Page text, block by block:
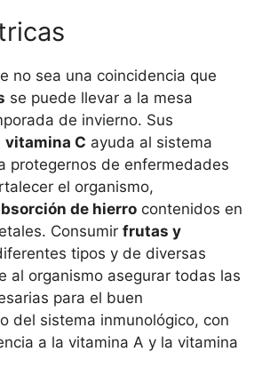
no sea una coincidencia que
se puede llevar a la mesa
de invierno. Sus
vitamina C ayuda al sistema
protegernos de enfermedades
el organismo,
de hierro contenidos en
Consumir frutas y
tipos y de diversas
al organismo asegurar todas las
para el buen
del sistema inmunológico, con
a la vitamina A y la vitamina